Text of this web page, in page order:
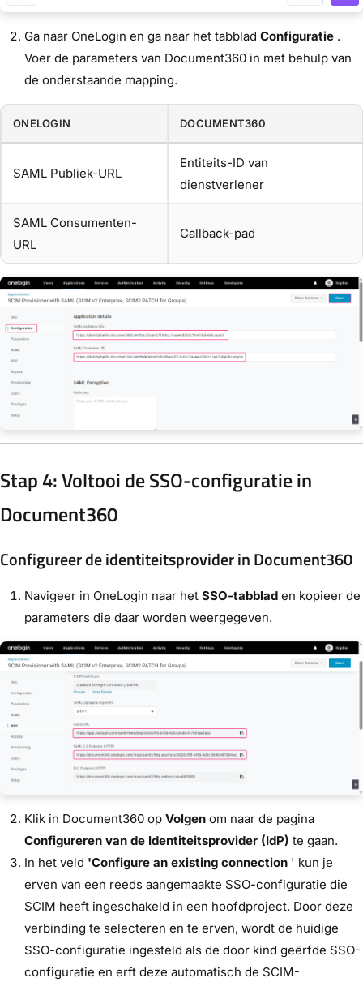
Ga naar OneLogin en ga naar het tabblad Configuratie .
Voer de parameters van Document360 in met behulp van
de onderstaande mapping.
ONELOGIN DOCUMENT360
SAML Publiek-URL
Entiteits-ID van
dienstverlener
SAML Consumenten-
URL
Callback-pad
Stap 4: Voltooi de SSO-configuratie in
Document360
Configureer de identiteitsprovider in Document360
Navigeer in OneLogin naar het SSO-tabblad en kopieer de
parameters die daar worden weergegeven.
Klik in Document360 op Volgen om naar de pagina
Configureren van de Identiteitsprovider (IdP) te gaan.
In het veld 'Configure an existing connection ' kun je
erven van een reeds aangemaakte SSO-configuratie die
SCIM heeft ingeschakeld in een hoofdproject. Door deze
verbinding te selecteren en te erven, wordt de huidige
SSO-configuratie ingesteld als de door kind geërfde SSO-
configuratie en erft deze automatisch de SCIM-